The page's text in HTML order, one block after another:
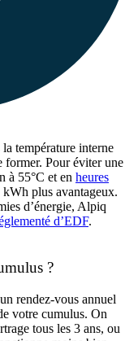
température interne
former. Pour éviter une
à 55°C et en heures
plus avantageux.
d’énergie, Alpiq
d’EDF.
?
rendez-vous annuel
votre cumulus. On
tous les 3 ans, ou